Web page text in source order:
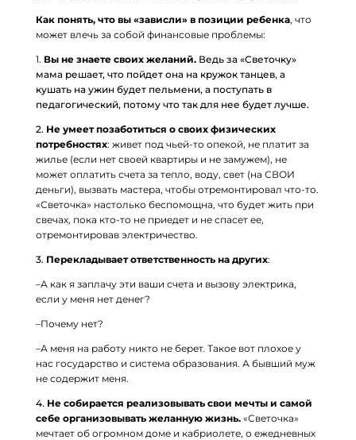
Как понять, что вы «зависли» в позиции ребенка, что
может влечь за собой финансовые проблемы:
1. Вы не знаете своих желаний.Ведь за «Светочку»
мама решает, что пойдет она на кружок танцев, а
кушать на ужин будет пельмени, а поступать в
педагогический, потому что так для нее будет лучше.
2. Не умеет позаботиться о своих физических
потребностях: живет под чьей-то опекой, не платит за
жилье (если нет своей квартиры и не замужем), не
может оплатить счета за тепло, воду, свет (на СВОИ
деньги), вызвать мастера, чтобы отремонтировал что-то.
«Светочка» настолько беспомощна, что будет жить при
свечах, пока кто-то не приедет и не спасет ее,
отремонтировав электричество.
3. Перекладывает ответственность на других:
–А как я заплачу эти ваши счета и вызову электрика,
если у меня нет денег?
–Почему нет?
–А меня на работу никто не берет. Такое вот плохое у
нас государство и система образования. А бывший муж
не содержит меня.
4. Не собирается реализовывать свои мечты и самой
себе организовывать желанную жизнь.«Светочка»
мечтает об огромном доме и кабриолете, о ежедневных